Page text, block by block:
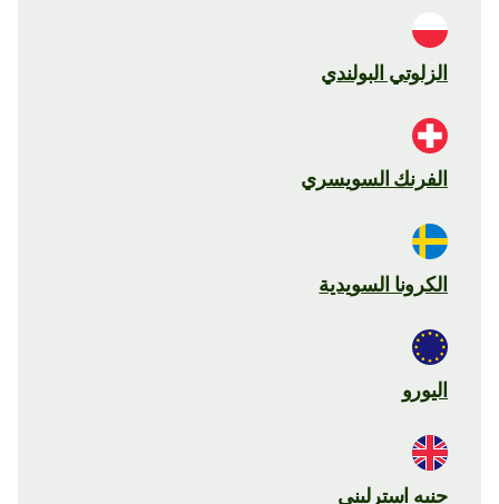
الزلوتي البولندي
الفرنك السويسري
الكرونا السويدية
اليورو
جنيه استرليني